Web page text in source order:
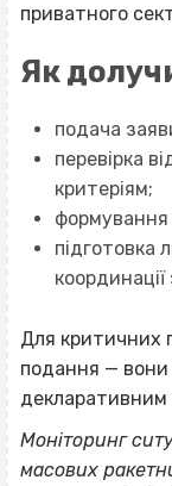
приватного
Як
подача
перевірка
критеріям;
формування
підготовка
Для критичних
подання —
Моніторинг
масових